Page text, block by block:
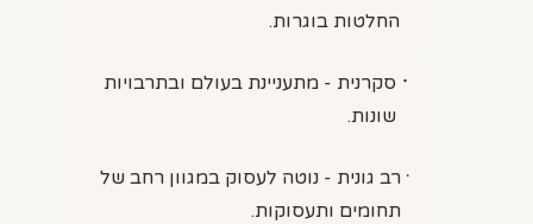
החלטות בוגרות.
סקרנית - מתעניינת בעולם ובתרבויות
שונות.
רב גונית - נוטה לעסוק במגוון רחב של
תחומים ותעסוקות.